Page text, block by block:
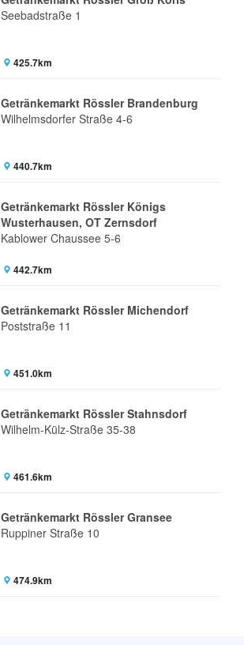
Seebadstraße 1
425.7km
Getränkemarkt Rössler Brandenburg
Wilhelmsdorfer Straße 4-6
440.7km
Getränkemarkt Rössler Königs
Wusterhausen, OT Zernsdorf
Kablower Chaussee 5-6
442.7km
Getränkemarkt Rössler Michendorf
Poststraße 11
451.0km
Getränkemarkt Rössler Stahnsdorf
Wilhelm-Külz-Straße 35-38
461.6km
Getränkemarkt Rössler Gransee
Ruppiner Straße 10
474.9km